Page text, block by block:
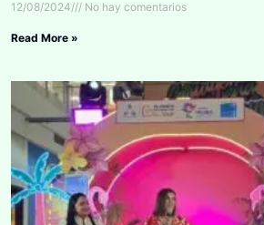
12/08/2024 No hay comentarios
Read More »